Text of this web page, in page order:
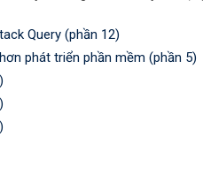
Query (phần 12)
phát triển phần mềm (phần 5)